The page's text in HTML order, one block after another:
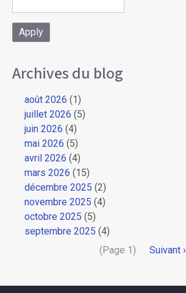
Archives du blog
août 2026 (1)
juillet 2026 (5)
juin 2026 (4)
mai 2026 (5)
avril 2026 (4)
mars 2026 (15)
décembre 2025 (2)
novembre 2025 (4)
octobre 2025 (5)
septembre 2025 (4)
(Page 1)
Page
Suivant ›